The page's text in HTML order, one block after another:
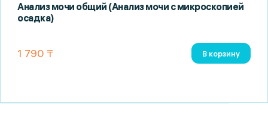
Анализ мочи общий (Анализ мочи с микроскопией
осадка)
1 790 ₸ В корзину